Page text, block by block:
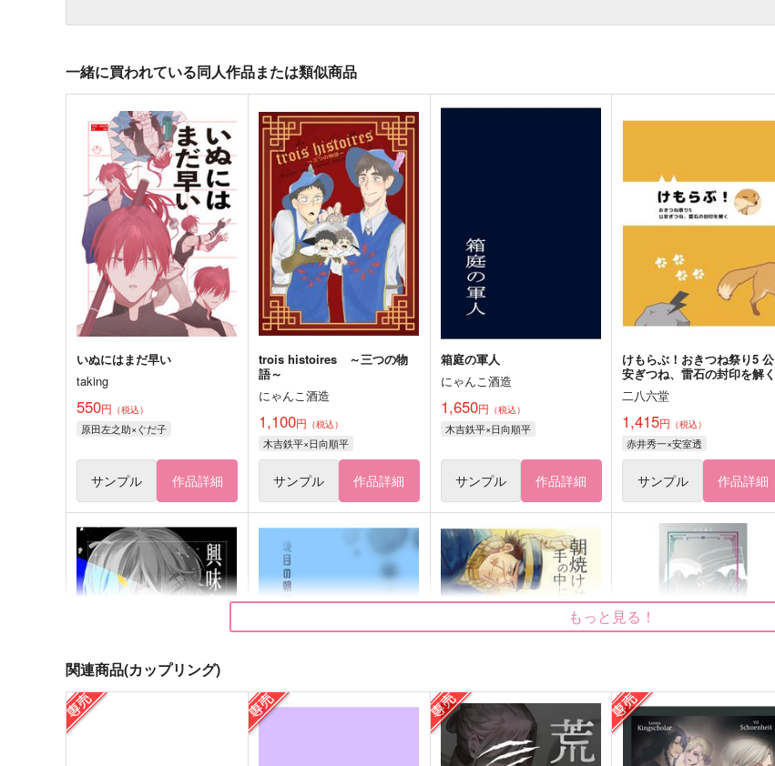
一緒に買われている同人作品または類似商品
いぬにはまだ早い
taking
550円 （税込）
原田左之助×ぐだ子
サンプル 作品詳細
trois histoires ～三つの物
語～
にゃんこ酒造
1,100円 （税込）
木吉鉄平×日向順平
サンプル 作品詳細
箱庭の軍人
にゃんこ酒造
1,650円 （税込）
木吉鉄平×日向順平
サンプル 作品詳細
けもらぶ！おきつね祭り5 公
安ぎつね、雷石の封印を解く
二八六堂
1,415円 （税込）
赤井秀一×安室透
サンプル 作品詳細
もっと見る！
関連商品(カップリング)